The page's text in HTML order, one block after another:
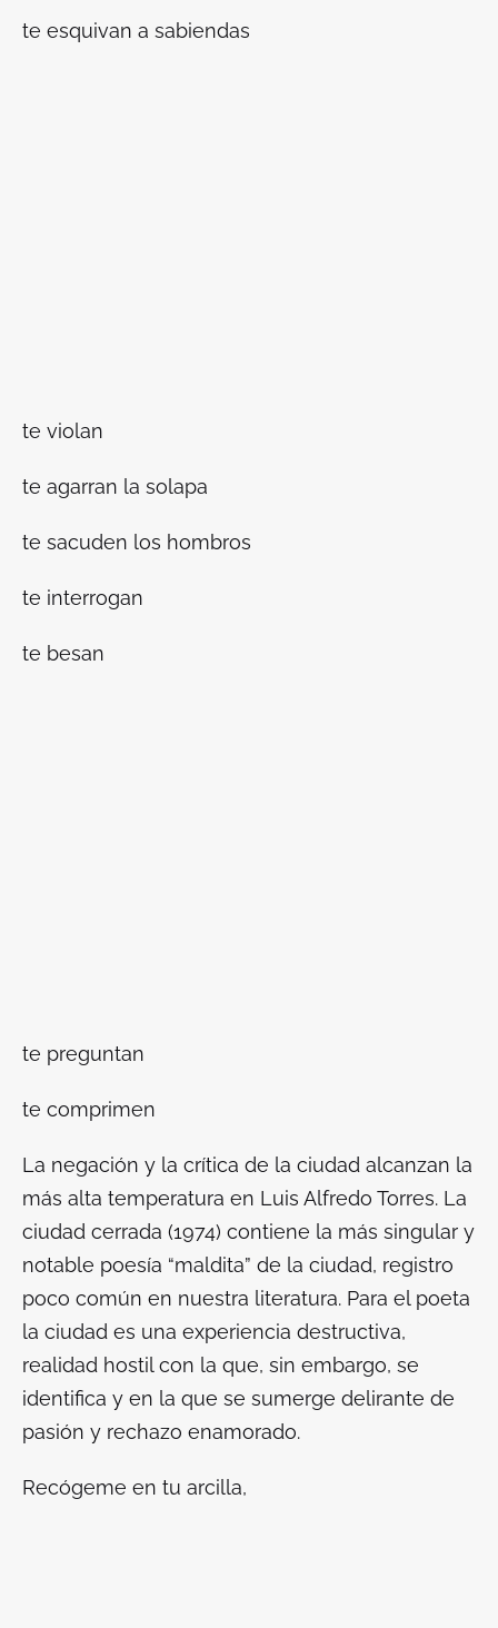
te esquivan a sabiendas
te violan
te agarran la solapa
te sacuden los hombros
te interrogan
te besan
te preguntan
te comprimen
La negación y la crítica de la ciudad alcanzan la
más alta temperatura en Luis Alfredo Torres. La
ciudad cerrada (1974) contiene la más singular y
notable poesía “maldita” de la ciudad, registro
poco común en nuestra literatura. Para el poeta
la ciudad es una experiencia destructiva,
realidad hostil con la que, sin embargo, se
identifica y en la que se sumerge delirante de
pasión y rechazo enamorado.
Recógeme en tu arcilla,